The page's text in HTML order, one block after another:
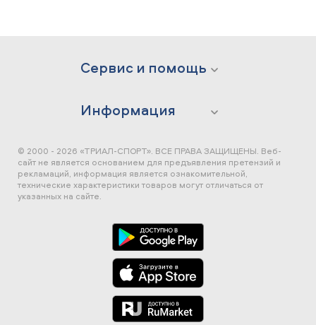
Сервис и помощь
Информация
© 2000 - 2026 «ТРИАЛ-СПОРТ». ВСЕ ПРАВА ЗАЩИЩЕНЫ. Веб-
сайт не является основанием для предъявления претензий и
рекламаций, информация является ознакомительной,
технические характеристики товаров могут отличаться от
указанных на сайте.